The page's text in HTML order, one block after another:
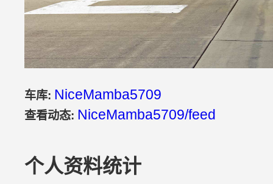
车库: NiceMamba5709
查看动态: NiceMamba5709/feed
个人资料统计